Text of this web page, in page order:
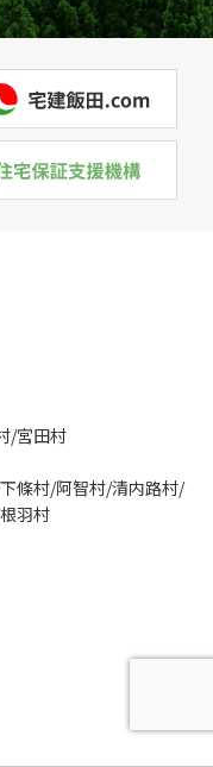
/宮田村
條村/阿智村/清内路村/
羽村